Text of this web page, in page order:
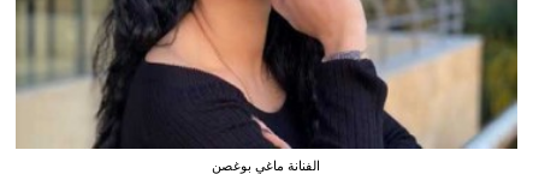
الفنانة ماغي بوغصن